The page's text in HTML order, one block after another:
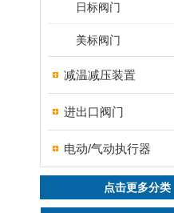
日标阀门
美标阀门
减温减压装置
进出口阀门
电动/气动执行器
点击更多分类